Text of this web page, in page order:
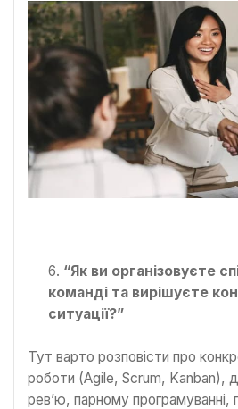
“Як ви організовуєте
команді та вирішуєте
ситуації?”
Тут варто розповісти про
роботи (Agile, Scrum, Kanban),
рев’ю, парному програмуванні,